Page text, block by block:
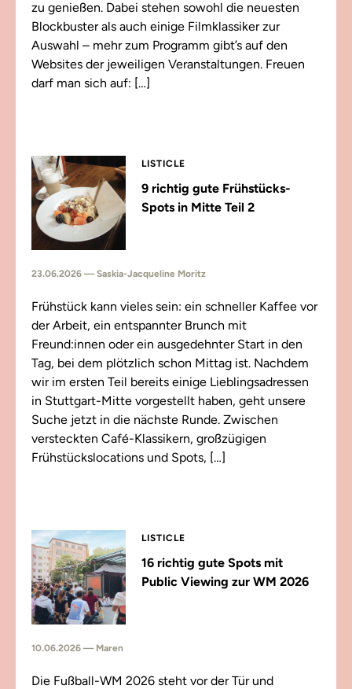
zu genießen. Dabei stehen sowohl die neuesten
Blockbuster als auch einige Filmklassiker zur
Auswahl – mehr zum Programm gibt’s auf den
Websites der jeweiligen Veranstaltungen. Freuen
darf man sich auf: […]
LISTICLE
9 richtig gute Frühstücks-
Spots in Mitte Teil 2
23.06.2026 — Saskia-Jacqueline Moritz
Frühstück kann vieles sein: ein schneller Kaffee vor
der Arbeit, ein entspannter Brunch mit
Freund:innen oder ein ausgedehnter Start in den
Tag, bei dem plötzlich schon Mittag ist. Nachdem
wir im ersten Teil bereits einige Lieblingsadressen
in Stuttgart-Mitte vorgestellt haben, geht unsere
Suche jetzt in die nächste Runde. Zwischen
versteckten Café-Klassikern, großzügigen
Frühstückslocations und Spots, […]
LISTICLE
16 richtig gute Spots mit
Public Viewing zur WM 2026
10.06.2026 — Maren
Die Fußball-WM 2026 steht vor der Tür und